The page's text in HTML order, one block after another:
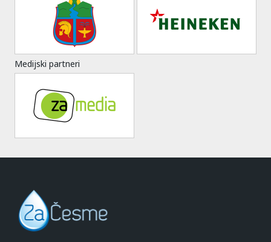
Medijski partneri